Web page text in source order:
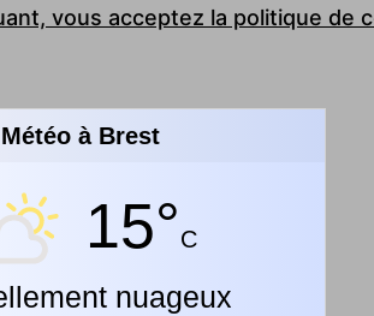
vous acceptez la politique de
Météo à Brest
15°C
nuageux